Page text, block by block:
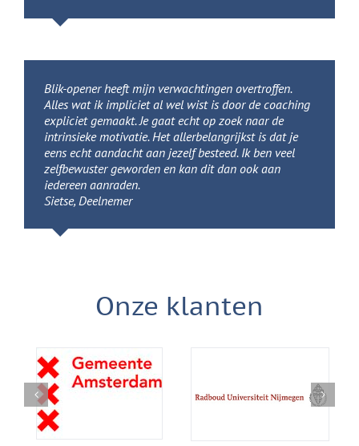
Blik-opener heeft mijn verwachtingen overtroffen.
Alles wat ik impliciet al wel wist is door de coaching
expliciet gemaakt. Je gaat echt op zoek naar de
intrinsieke motivatie. Het allerbelangrijkst is dat je
eens echt aandacht aan jezelf besteed. Ik ben veel
zelfbewuster geworden en kan dit dan ook aan
iedereen aanraden.
Sietse, Deelnemer
Onze klanten